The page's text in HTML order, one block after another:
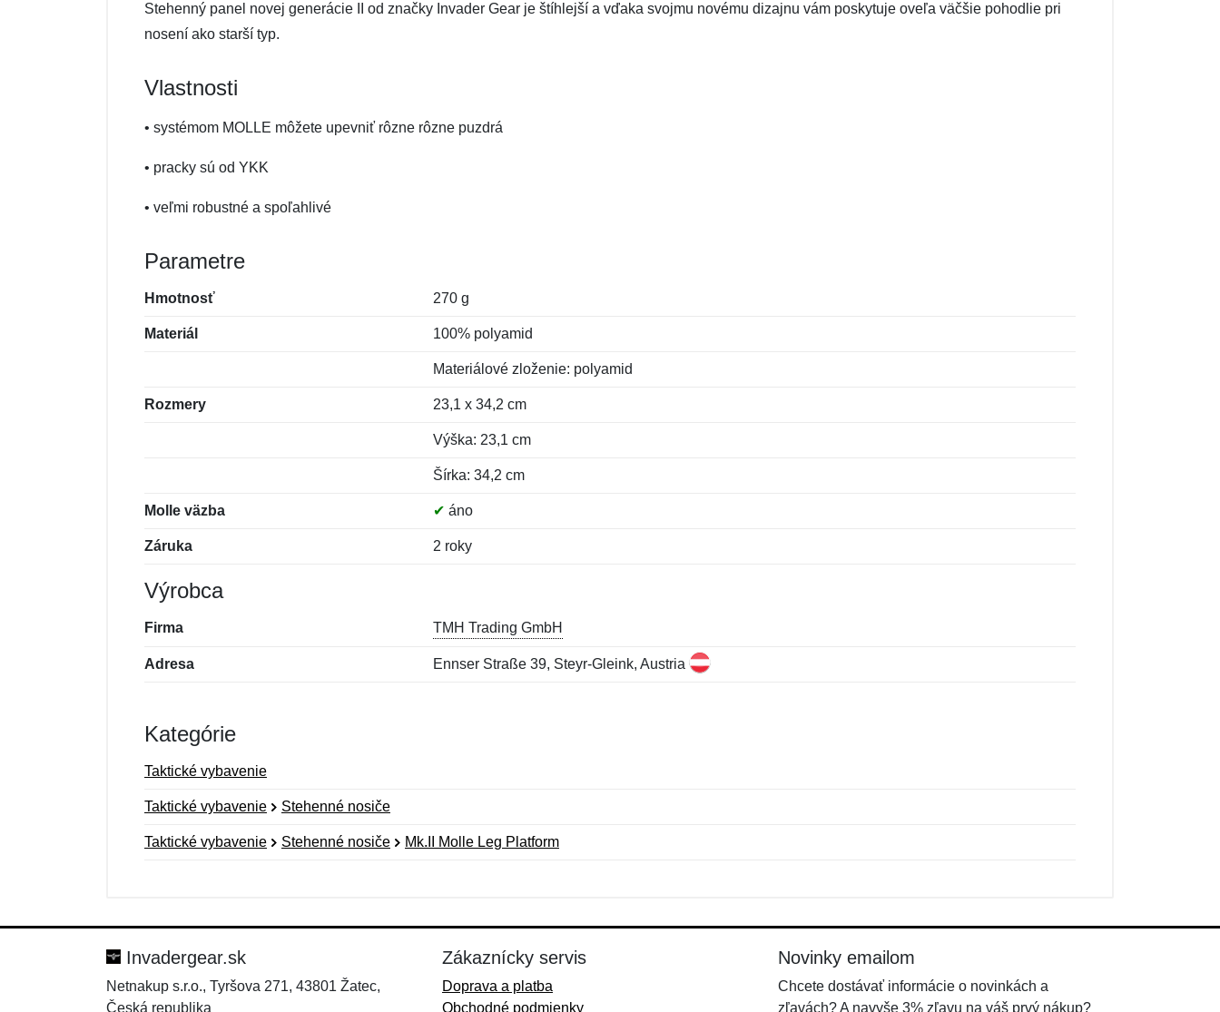
Stehenný panel novej generácie II od značky Invader Gear je štíhlejší a vďaka svojmu novému dizajnu vám poskytuje oveľa väčšie pohodlie pri
nosení ako starší typ.
Vlastnosti
• systémom MOLLE môžete upevniť rôzne rôzne puzdrá
• pracky sú od YKK
• veľmi robustné a spoľahlivé
Parametre
Hmotnosť 270 g
Materiál 100% polyamid
Materiálové zloženie: polyamid
Rozmery 23,1 x 34,2 cm
Výška: 23,1 cm
Šírka: 34,2 cm
Molle väzba ✔ áno
Záruka 2 roky
Výrobca
Firma TMH Trading GmbH
Adresa Ennser Straße 39, Steyr-Gleink, Austria
Kategórie
Taktické vybavenie
Taktické vybavenie Stehenné nosiče
Taktické vybavenie Stehenné nosiče Mk.II Molle Leg Platform
Invadergear.sk
Netnakup s.r.o., Tyršova 271, 43801 Žatec,
Česká republika
Zákaznícky servis
Doprava a platba
Obchodné podmienky
Novinky emailom
Chcete dostávať informácie o novinkách a
zľavách? A navyše 3% zľavu na váš prvý nákup?